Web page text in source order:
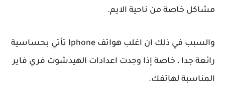
مشاكل خاصة من ناحية الايم.
والسبب في ذلك ان اغلب هواتف Iphone تأتي بحساسية
رائعة جدا ، خاصة إذا وجدت اعدادات الهيدشوت فري فاير
المناسبة لهاتفك.